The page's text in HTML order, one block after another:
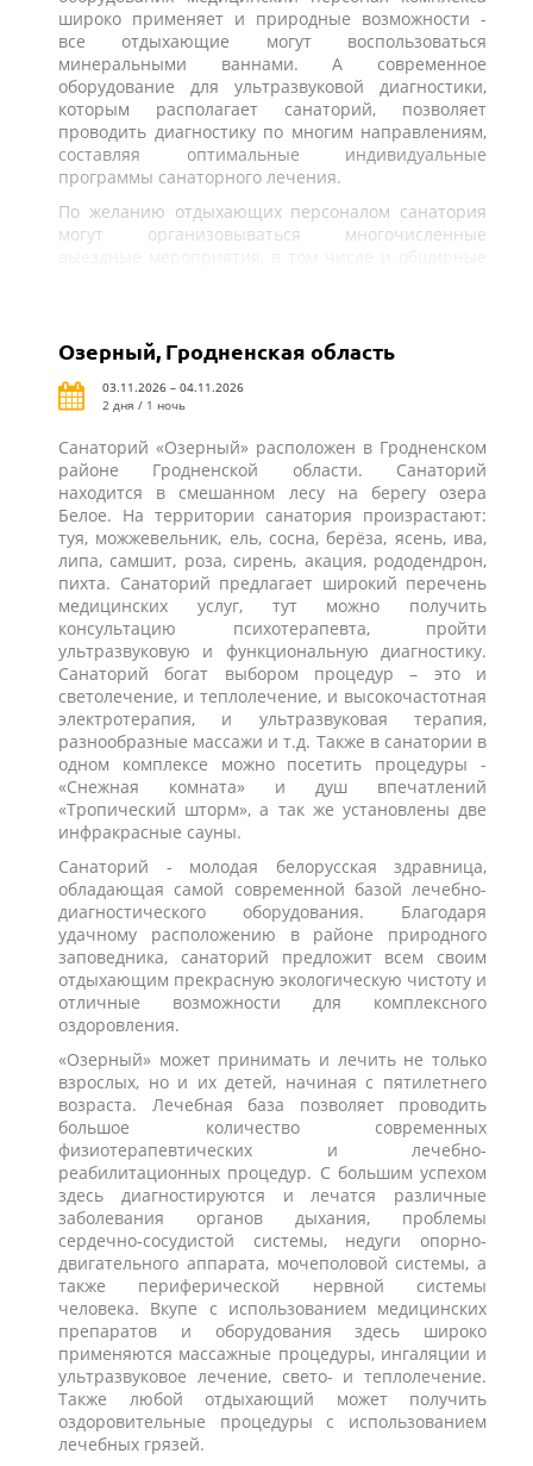
широко применяет и природные возможности -
все отдыхающие могут воспользоваться
минеральными ваннами. А современное
оборудование для ультразвуковой диагностики,
которым располагает санаторий, позволяет
проводить диагностику по многим направлениям,
составляя оптимальные индивидуальные
программы санаторного лечения.
По желанию отдыхающих персоналом санатория
могут организовываться многочисленные
Озерный, Гродненская область
03.11.2026 – 04.11.2026
2 дня / 1 ночь
Санаторий «Озерный» расположен в Гродненском
районе Гродненской области. Санаторий
находится в смешанном лесу на берегу озера
Белое. На территории санатория произрастают:
туя, можжевельник, ель, сосна, берёза, ясень, ива,
липа, самшит, роза, сирень, акация, рододендрон,
пихта. Санаторий предлагает широкий перечень
медицинских услуг, тут можно получить
консультацию психотерапевта, пройти
ультразвуковую и функциональную диагностику.
Санаторий богат выбором процедур – это и
светолечение, и теплолечение, и высокочастотная
электротерапия, и ультразвуковая терапия,
разнообразные массажи и т.д. Также в санатории в
одном комплексе можно посетить процедуры -
«Снежная комната» и душ впечатлений
«Тропический шторм», а так же установлены две
инфракрасные сауны.
Санаторий - молодая белорусская здравница,
обладающая самой современной базой лечебно-
диагностического оборудования. Благодаря
удачному расположению в районе природного
заповедника, санаторий предложит всем своим
отдыхающим прекрасную экологическую чистоту и
отличные возможности для комплексного
оздоровления.
«Озерный» может принимать и лечить не только
взрослых, но и их детей, начиная с пятилетнего
возраста. Лечебная база позволяет проводить
большое количество современных
физиотерапевтических и лечебно-
реабилитационных процедур. С большим успехом
здесь диагностируются и лечатся различные
заболевания органов дыхания, проблемы
сердечно-сосудистой системы, недуги опорно-
двигательного аппарата, мочеполовой системы, а
также периферической нервной системы
человека. Вкупе с использованием медицинских
препаратов и оборудования здесь широко
применяются массажные процедуры, ингаляции и
ультразвуковое лечение, свето- и теплолечение.
Также любой отдыхающий может получить
оздоровительные процедуры с использованием
лечебных грязей.